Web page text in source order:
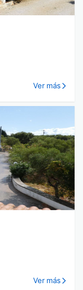
Ver más
Ver más